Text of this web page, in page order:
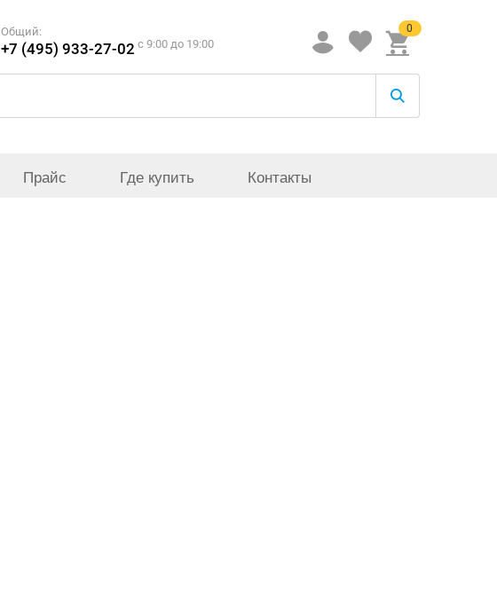
Общий:
+7 (495) 933-27-02 c 9:00 до 19:00
0
Прайс Где купить Контакты